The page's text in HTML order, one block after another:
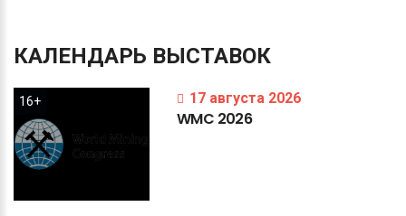
КАЛЕНДАРЬ ВЫСТАВОК
16+ 17 августа 2026
WMC 2026